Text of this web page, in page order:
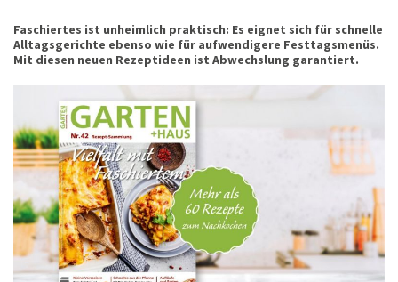
Faschiertes ist unheimlich praktisch: Es eignet sich für schnelle
Alltagsgerichte ebenso wie für aufwendigere Festtagsmenüs.
Mit diesen neuen Rezeptideen ist Abwechslung garantiert.